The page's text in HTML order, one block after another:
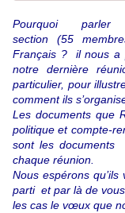
Pourquoi
section (55
Français ? il nous a
notre dernière
particulier, pour
comment ils
Les documents que
politique et compte-
sont les documents
chaque réunion.
Nous espérons
parti et par là de
les cas le vœux que